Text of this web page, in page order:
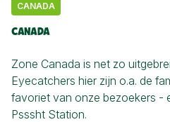
CANADA
CANADA
Zone Canada is net zo
Eyecatchers hier zijn o.a. de
favoriet van onze bezoekers -
Psssht Station.